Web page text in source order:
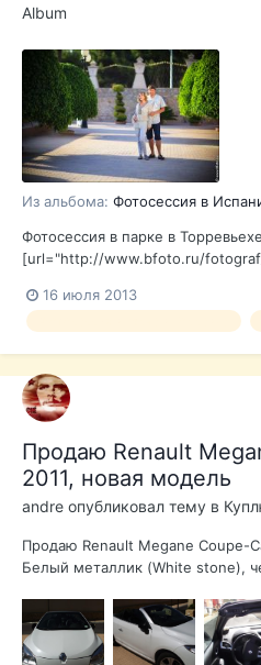
Album
Из альбома: Фотосессия в
Фотосессия в парке в Торревьехе
[url="http://www.bfoto.ru/
Торревьеха, Эльче, Мурсия[/url],
Санта Пола Предлагаю услуги
16 июля 2013
Продаю Renault
2011, новая модель
andre опубликовал тему в
Продаю Renault Megane Coupe-
Белый металлик (White stone),
двум параметрам руль, круиз-
датчики, пробег 20 000 км,
раздельный климат...